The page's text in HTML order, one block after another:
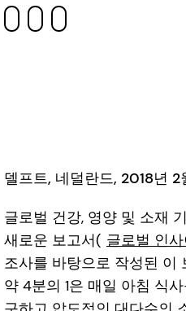
델프트, 네덜란드, 2018년
글로벌 건강, 영양 및 소재
새로운 보고서( 글로벌 인
조사를 바탕으로 작성된 이
약 4분의 1은 매일 아침 식